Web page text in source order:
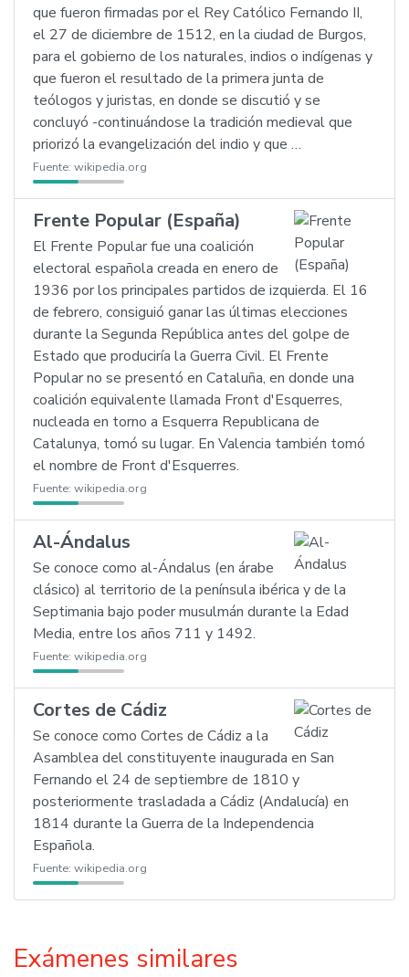
que fueron firmadas por el Rey Católico Fernando II,
el 27 de diciembre de 1512, en la ciudad de Burgos,
para el gobierno de los naturales, indios o indígenas y
que fueron el resultado de la primera junta de
teólogos y juristas, en donde se discutió y se
concluyó -continuándose la tradición medieval que
priorizó la evangelización del indio y que …
Fuente: wikipedia.org
Frente Popular (España)
El Frente Popular fue una coalición
electoral española creada en enero de
1936 por los principales partidos de izquierda. El 16
de febrero, consiguió ganar las últimas elecciones
durante la Segunda República antes del golpe de
Estado que produciría la Guerra Civil. El Frente
Popular no se presentó en Cataluña, en donde una
coalición equivalente llamada Front d'Esquerres,
nucleada en torno a Esquerra Republicana de
Catalunya, tomó su lugar. En Valencia también tomó
el nombre de Front d'Esquerres.
Fuente: wikipedia.org
Al-Ándalus
Se conoce como al-Ándalus (en árabe
clásico) al territorio de la península ibérica y de la
Septimania bajo poder musulmán durante la Edad
Media, entre los años 711 y 1492.
Fuente: wikipedia.org
Cortes de Cádiz
Se conoce como Cortes de Cádiz a la
Asamblea del constituyente inaugurada en San
Fernando el 24 de septiembre de 1810 y
posteriormente trasladada a Cádiz (Andalucía) en
1814 durante la Guerra de la Independencia
Española.
Fuente: wikipedia.org
Exámenes similares